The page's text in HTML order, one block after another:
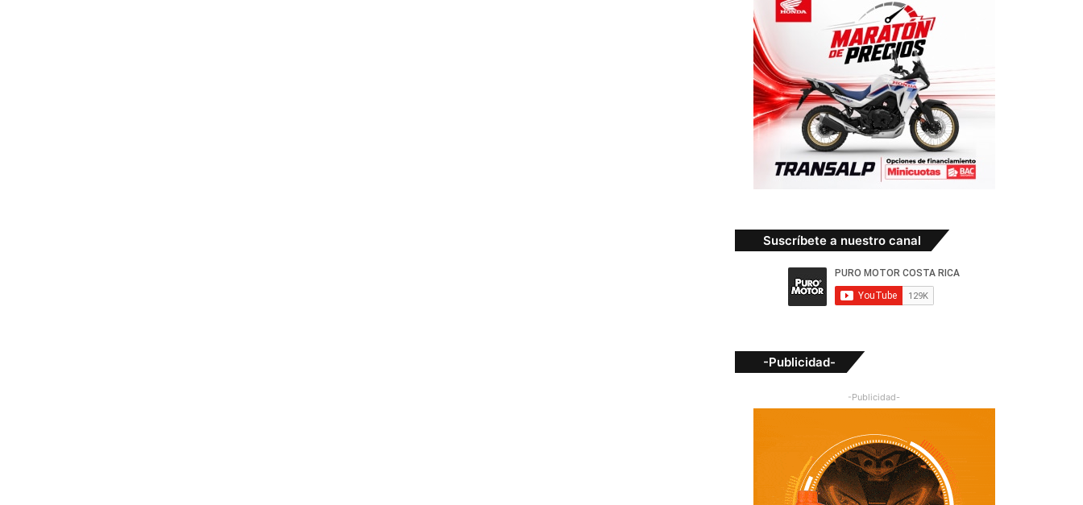
Suscríbete a nuestro canal
-Publicidad-
-Publicidad-